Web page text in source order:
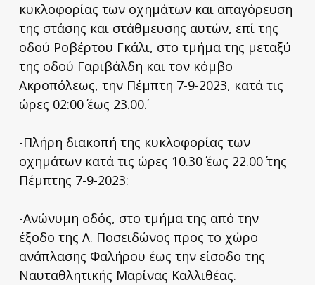
κυκλοφορίας των οχημάτων και απαγόρευση
της στάσης και στάθμευσης αυτών, επί της
οδού Ροβέρτου Γκάλι, στο τμήμα της μεταξύ
της οδού Γαριβάλδη και τον κόμβο
Ακροπόλεως, την Πέμπτη 7-9-2023, κατά τις
ώρες 02:00΄ έως 23.00΄.
-Πλήρη διακοπή της κυκλοφορίας των
οχημάτων κατά τις ώρες 10.30΄ έως 22.00΄ της
Πέμπτης 7-9-2023:
-Ανώνυμη οδός, στο τμήμα της από την
έξοδο της Λ. Ποσειδώνος προς το χώρο
ανάπλασης Φαλήρου έως την είσοδο της
Ναυταθλητικής Μαρίνας Καλλιθέας.